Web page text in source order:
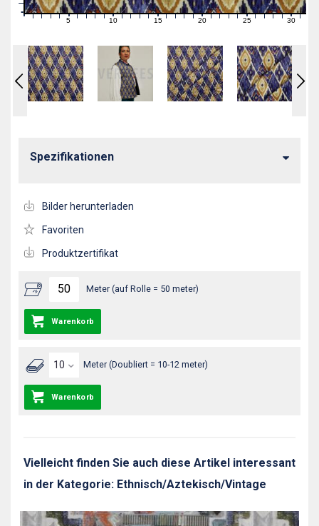
0
0 1 2 3 4 5 6 7 89 101112131415161718192021222324252627282930 31
Meter (auf Rolle = 50 meter)
Warenkorb
Meter (Doubliert = 10-12 meter)
Warenkorb
Spezifikationen
Bilder herunterladen
Favoriten
Produktzertifikat
Vielleicht finden Sie auch diese Artikel interessant
in der Kategorie: Ethnisch/Aztekisch/Vintage